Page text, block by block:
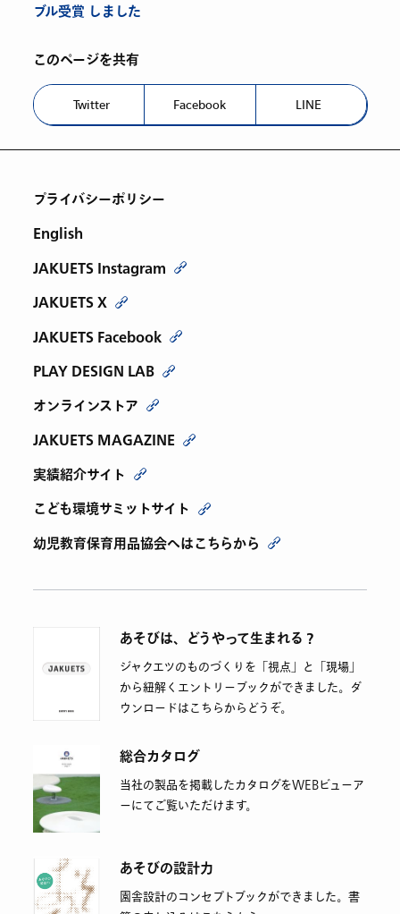
ブル受賞 しました
このページを共有
Twitter Facebook LINE
プライバシーポリシー
English
JAKUETS Instagram
JAKUETS X
JAKUETS Facebook
PLAY DESIGN LAB
オンラインストア
JAKUETS MAGAZINE
実績紹介サイト
こども環境サミットサイト
幼児教育保育用品協会へはこちらから
あそびは、どうやって生まれる？
ジャクエツのものづくりを「視点」と「現場」
から紐解くエントリーブックができました。ダ
ウンロードはこちらからどうぞ。
総合カタログ
当社の製品を掲載したカタログをWEBビューア
ーにてご覧いただけます。
あそびの設計力
園舎設計のコンセプトブックができました。書